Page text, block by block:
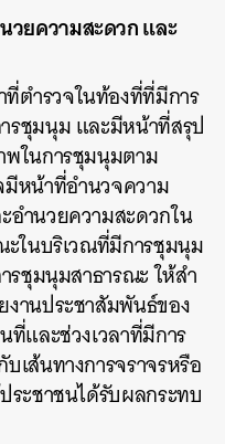
ยความสะดวก และ
ตำรวจในท้องที่ที่มีการ
รชุมนุม และมีหน้าที่สรุป
พในการชุมนุมตาม
หน้าที่อำนวจความ
ำนวยความสะดวกใน
ะในบริเวณที่มีการชุมนุม
รชุมนุมสาธารณะ ให้สํา
านประชาสัมพันธ์ของ
ที่และช่วงเวลาที่มีการ
ส้นทางการจราจรหรือ
ระชาชนได้รับผลกระทบ